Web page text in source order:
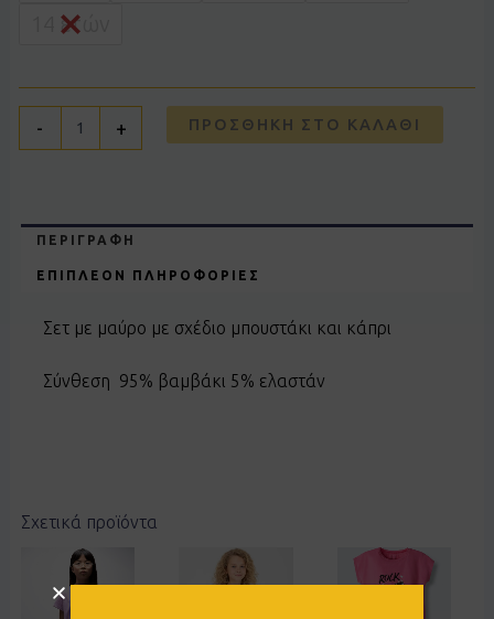
14 ετών
- + ΠΡΟΣΘΉΚΗ ΣΤΟ ΚΑΛΆΘΙ
ΠΕΡΙΓΡΑΦΉ
ΕΠΙΠΛΈΟΝ ΠΛΗΡΟΦΟΡΊΕΣ
Σετ με μαύρο με σχέδιο μπουστάκι και κάπρι
Σύνθεση 95% βαμβάκι 5% ελαστάν
Σχετικά προϊόντα